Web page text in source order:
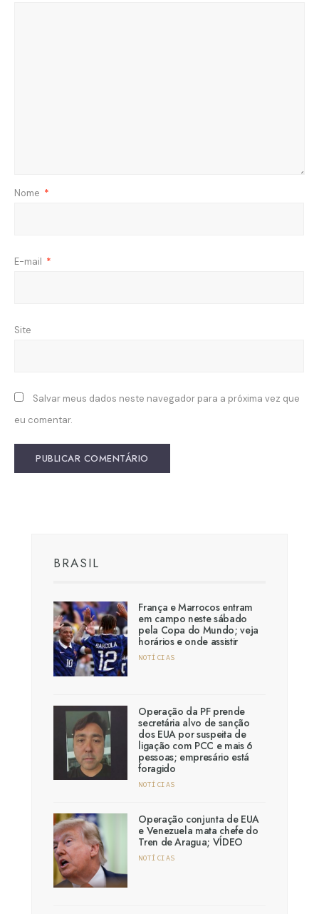
Nome *
E-mail *
Site
Salvar meus dados neste navegador para a próxima vez que
eu comentar.
BRASIL
França e Marrocos entram
em campo neste sábado
pela Copa do Mundo; veja
horários e onde assistir
NOTÍCIAS
Operação da PF prende
secretária alvo de sanção
dos EUA por suspeita de
ligação com PCC e mais 6
pessoas; empresário está
foragido
NOTÍCIAS
Operação conjunta de EUA
e Venezuela mata chefe do
Tren de Aragua; VÍDEO
NOTÍCIAS